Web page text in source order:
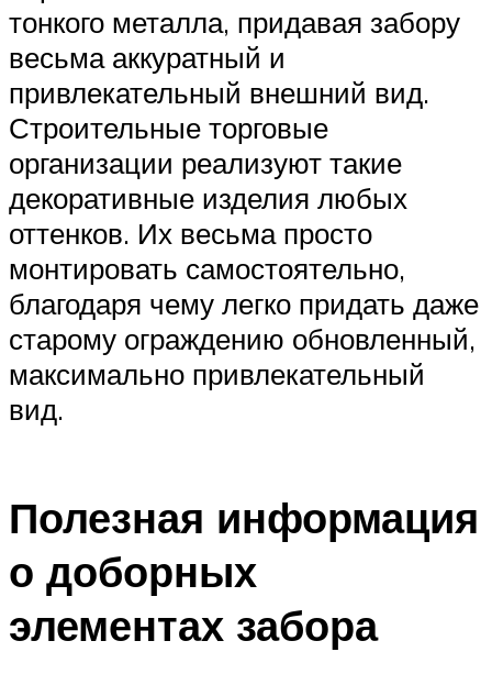
тонкого металла, придавая забору
весьма аккуратный и
привлекательный внешний вид.
Строительные торговые
организации реализуют такие
декоративные изделия любых
оттенков. Их весьма просто
монтировать самостоятельно,
благодаря чему легко придать даже
старому ограждению обновленный,
максимально привлекательный
вид.
Полезная информация
о доборных
элементах забора